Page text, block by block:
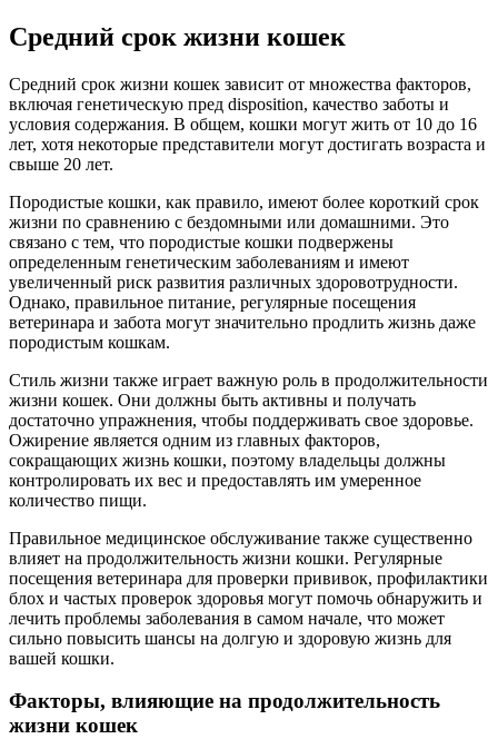
Средний срок жизни кошек
Средний срок жизни кошек зависит от множества факторов,
включая генетическую пред disposition, качество заботы и
условия содержания. В общем, кошки могут жить от 10 до 16
лет, хотя некоторые представители могут достигать возраста и
свыше 20 лет.
Породистые кошки, как правило, имеют более короткий срок
жизни по сравнению с бездомными или домашними. Это
связано с тем, что породистые кошки подвержены
определенным генетическим заболеваниям и имеют
увеличенный риск развития различных здоровотрудности.
Однако, правильное питание, регулярные посещения
ветеринара и забота могут значительно продлить жизнь даже
породистым кошкам.
Стиль жизни также играет важную роль в продолжительности
жизни кошек. Они должны быть активны и получать
достаточно упражнения, чтобы поддерживать свое здоровье.
Ожирение является одним из главных факторов,
сокращающих жизнь кошки, поэтому владельцы должны
контролировать их вес и предоставлять им умеренное
количество пищи.
Правильное медицинское обслуживание также существенно
влияет на продолжительность жизни кошки. Регулярные
посещения ветеринара для проверки прививок, профилактики
блох и частых проверок здоровья могут помочь обнаружить и
лечить проблемы заболевания в самом начале, что может
сильно повысить шансы на долгую и здоровую жизнь для
вашей кошки.
Факторы, влияющие на продолжительность
жизни кошек